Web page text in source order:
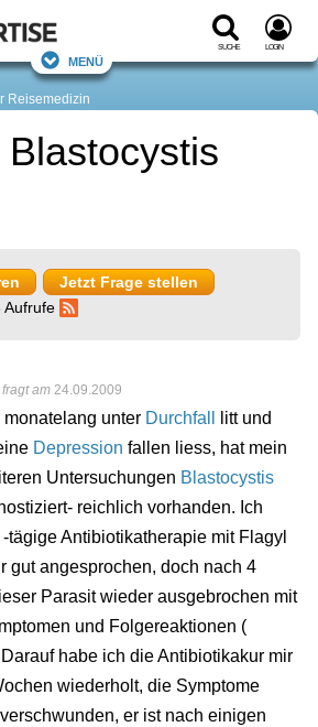
Suche Login
Menü
Reisemedizin
Jetzt Frage stellen
Aufrufe
fragt am 24.09.2009
unter Durchfall
litt und
Depression fallen liess, hat mein
Untersuchungen Blastocystis
reichlich vorhanden. Ich
tägige Antibiotikatherapie mit Flagyl
gut angesprochen, doch nach 4
Parasit wieder ausgebrochen mit
und Folgereaktionen (
habe ich die Antibiotikakur mir
wiederholt, die Symptome
er ist nach einigen